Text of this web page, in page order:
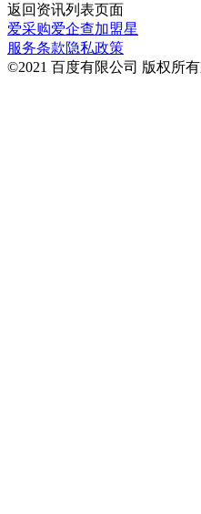
返回 资讯列表页面
爱采购爱企查加盟星
服务条款隐私政策
©2021 百度有限公司 版权所有